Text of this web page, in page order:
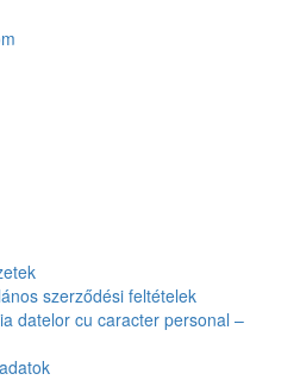
szerződési feltételek
datelor cu caracter personal –